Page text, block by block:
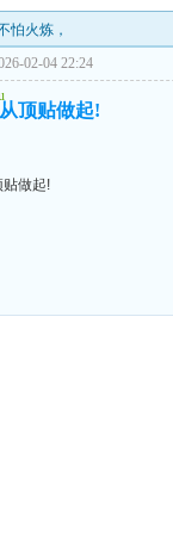
怕火炼，
02-04 22:24
顶贴做起!
贴做起!